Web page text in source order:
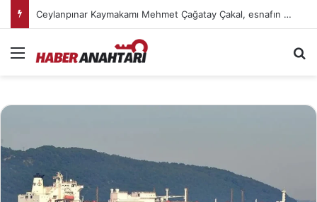
Ceylanpınar Kaymakamı Mehmet Çağatay Çakal, esnafın kahvaltı sofrasında vatandaşlarla buluştu
Menü